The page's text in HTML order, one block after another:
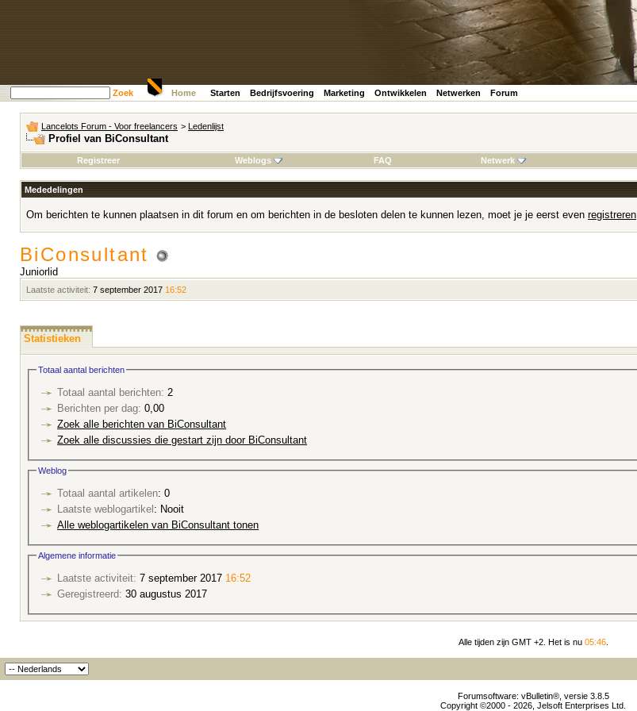
Zoek Home Starten Bedrijfsvoering Marketing Ontwikkelen Netwerken Forum
Lancelots Forum - Voor freelancers > Ledenlijst
Profiel van BiConsultant
Registreer
Weblogs FAQ Netwerk
Mededelingen
Om berichten te kunnen plaatsen in dit forum en om berichten in de besloten delen te kunnen lezen, moet je je eerst even registreren
BiConsultant
Juniorlid
Laatste activiteit: 7 september 2017 16:52
Statistieken
Totaal aantal berichten
Totaal aantal berichten: 2
Berichten per dag: 0,00
Zoek alle berichten van BiConsultant
Zoek alle discussies die gestart zijn door BiConsultant
Weblog
Totaal aantal artikelen: 0
Laatste weblogartikel
: Nooit
Alle weblogartikelen van BiConsultant tonen
Algemene informatie
Laatste activiteit: 7 september 2017 16:52
Geregistreerd: 30 augustus 2017
Alle tijden zijn GMT +2. Het is nu 05:46.
Forumsoftware: vBulletin®, versie 3.8.5
Copyright ©2000 - 2026, Jelsoft Enterprises Ltd.